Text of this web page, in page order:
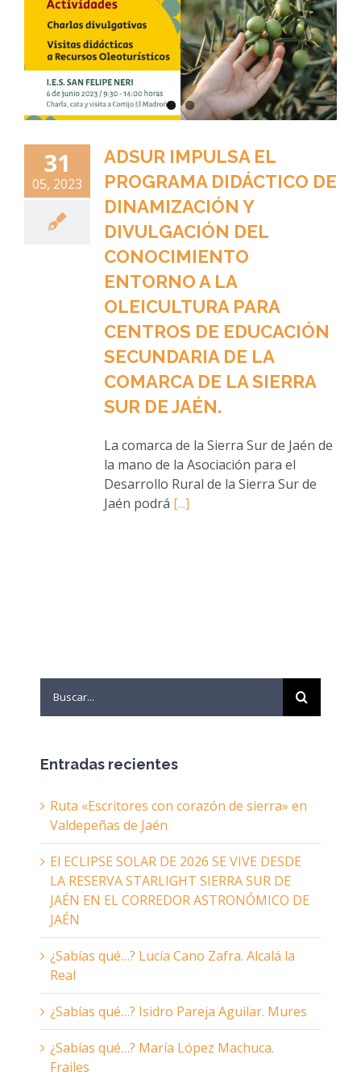
31
05, 2023
ADSUR IMPULSA EL
PROGRAMA DIDÁCTICO DE
DINAMIZACIÓN Y
DIVULGACIÓN DEL
CONOCIMIENTO
ENTORNO A LA
OLEICULTURA PARA
CENTROS DE EDUCACIÓN
SECUNDARIA DE LA
COMARCA DE LA SIERRA
SUR DE JAÉN.
La comarca de la Sierra Sur de Jaén de
la mano de la Asociación para el
Desarrollo Rural de la Sierra Sur de
Jaén podrá [...]
for:
Entradas recientes
Ruta «Escritores con corazón de sierra» en
Valdepeñas de Jaén
El ECLIPSE SOLAR DE 2026 SE VIVE DESDE
LA RESERVA STARLIGHT SIERRA SUR DE
JAÉN EN EL CORREDOR ASTRONÓMICO DE
JAÉN
¿Sabías qué…? Lucía Cano Zafra. Alcalá la
Real
¿Sabías qué…? Isidro Pareja Aguilar. Mures
¿Sabías qué…? María López Machuca.
Frailes